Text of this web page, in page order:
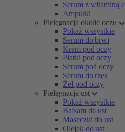
Serum z witaminą c
Ampułki
Pielęgnacja okolic oczu
Pokaż wszystkie
Serum do brwi
Krem pod oczy
Płatki pod oczy
Serum pod oczy
Serum do rzęs
Żel pod oczy
Pielęgnacja ust
Pokaż wszystkie
Balsam do ust
Maseczki do ust
Olejek do ust